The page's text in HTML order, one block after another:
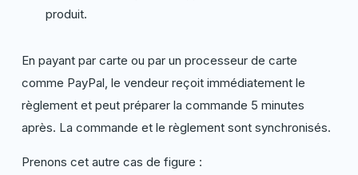
produit.
En payant par carte ou par un processeur de carte
comme PayPal, le vendeur reçoit immédiatement le
règlement et peut préparer la commande 5 minutes
après. La commande et le règlement sont synchronisés.
Prenons cet autre cas de figure :